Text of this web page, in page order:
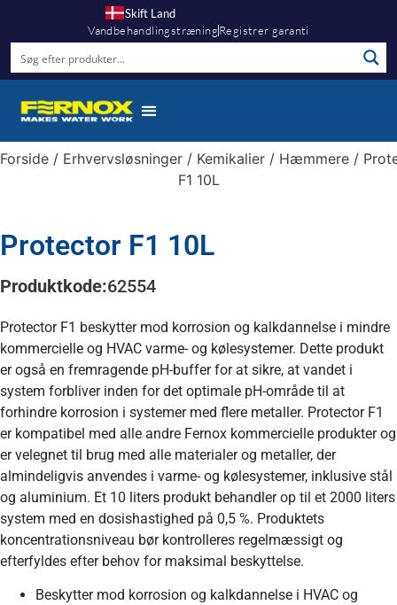
Skift Land
VandbehandlingstræningRegistrer garanti
Forside / Erhvervsløsninger / Kemikalier / Hæmmere /
F1 10L
Protector F1 10L
Produktkode:62554
Protector F1 beskytter mod korrosion og kalkdannelse i mindre
kommercielle og HVAC varme- og kølesystemer. Dette produkt
er også en fremragende pH-buffer for at sikre, at vandet i
system forbliver inden for det optimale pH-område til at
forhindre korrosion i systemer med flere metaller. Protector F1
er kompatibel med alle andre Fernox kommercielle produkter og
er velegnet til brug med alle materialer og metaller, der
almindeligvis anvendes i varme- og kølesystemer, inklusive stål
og aluminium. Et 10 liters produkt behandler op til et 2000 liters
system med en dosishastighed på 0,5 %. Produktets
koncentrationsniveau bør kontrolleres regelmæssigt og
efterfyldes efter behov for maksimal beskyttelse.
Beskytter mod korrosion og kalkdannelse i HVAC og